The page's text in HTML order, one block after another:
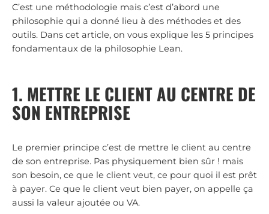
C’est une méthodologie mais c’est d’abord une
philosophie qui a donné lieu à des méthodes et des
outils. Dans cet article, on vous explique les 5 principes
fondamentaux de la philosophie Lean.
1. METTRE LE CLIENT AU CENTRE DE
SON ENTREPRISE
Le premier principe c’est de mettre le client au centre
de son entreprise. Pas physiquement bien sûr ! mais
son besoin, ce que le client veut, ce pour quoi il est prêt
à payer. Ce que le client veut bien payer, on appelle ça
aussi la valeur ajoutée ou VA.